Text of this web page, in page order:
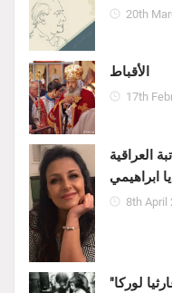
20th
الأقباط
17th
العراقية
ابراهيمي
8th April
"نصف رغيف وكتاب" فدريكو غارثيا لوركا